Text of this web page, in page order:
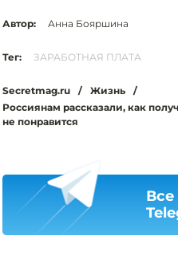
Автор: Анна Бояршина
Тег: ЗАРАБОТНАЯ ПЛАТА
Secretmag.ru / Жизнь
/
Россиянам рассказали, как
не понравится
Все